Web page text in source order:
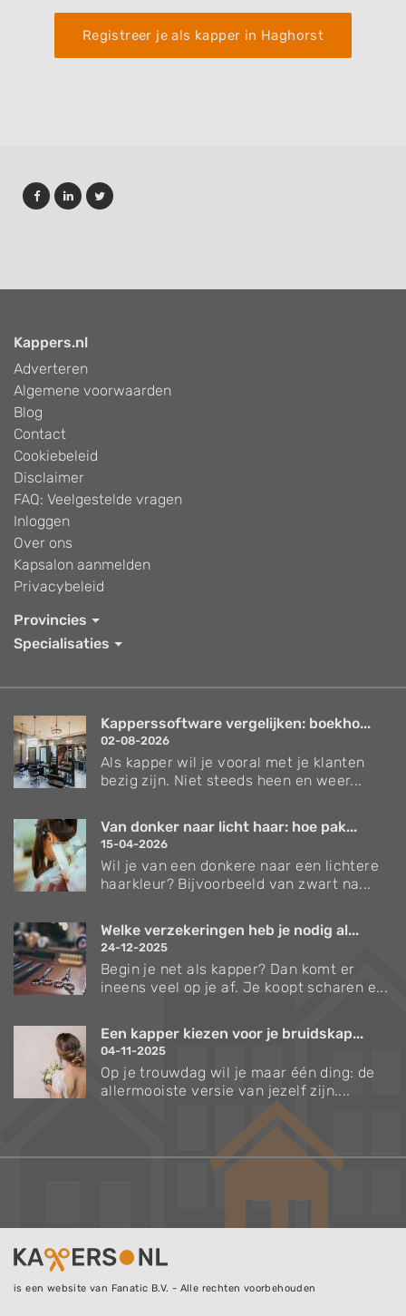
Registreer je als kapper in Haghorst
Kappers.nl
Adverteren
Algemene voorwaarden
Blog
Contact
Cookiebeleid
Disclaimer
FAQ: Veelgestelde vragen
Inloggen
Over ons
Kapsalon aanmelden
Privacybeleid
Provincies
Specialisaties
Kapperssoftware vergelijken: boekho...
02-08-2026
Als kapper wil je vooral met je klanten
bezig zijn. Niet steeds heen en weer...
Van donker naar licht haar: hoe pak...
15-04-2026
Wil je van een donkere naar een lichtere
haarkleur? Bijvoorbeeld van zwart na...
Welke verzekeringen heb je nodig al...
24-12-2025
Begin je net als kapper? Dan komt er
ineens veel op je af. Je koopt scharen e...
Een kapper kiezen voor je bruidskap...
04-11-2025
Op je trouwdag wil je maar één ding: de
allermooiste versie van jezelf zijn....
is een website van Fanatic B.V. - Alle rechten voorbehouden